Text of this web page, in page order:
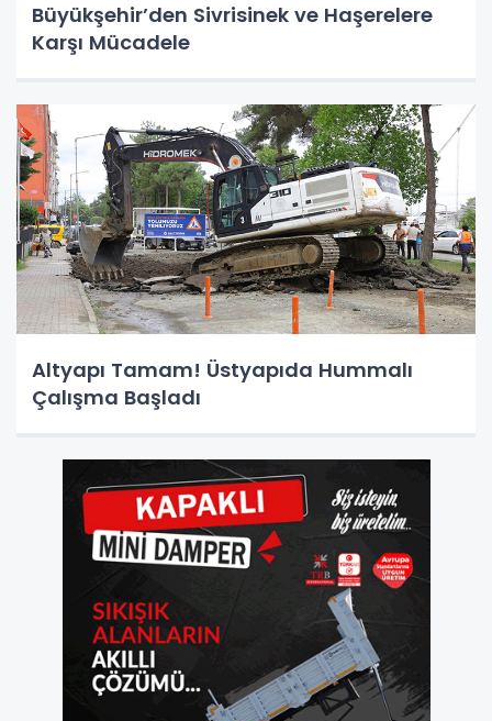
Büyükşehir’den Sivrisinek ve Haşerelere
Karşı Mücadele
Altyapı Tamam! Üstyapıda Hummalı
Çalışma Başladı